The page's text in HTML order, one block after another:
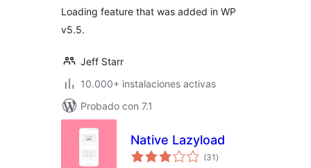
Loading feature that was added in WP
v5.5.
Jeff Starr
10.000+ instalaciones activas
Probado con 7.1
Native Lazyload
(31 valoraciones
en
)